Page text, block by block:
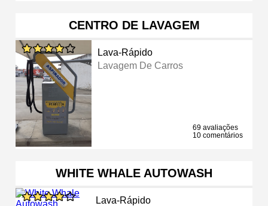
CENTRO DE LAVAGEM
Lava-Rápido
Lavagem De Carros
69 avaliações
10 comentários
WHITE WHALE AUTOWASH
Lava-Rápido